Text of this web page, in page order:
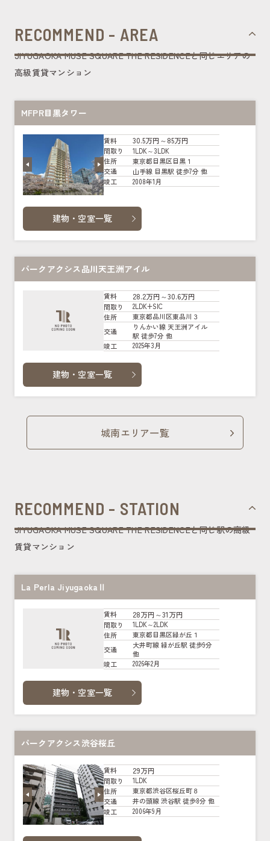
RECOMMEND - AREA
JIYUGAOKA MUSE SQUARE THE RESIDENCEと同じエリアの
高級賃貸マンション
MFPR目黒タワー
賃料 30.5万円～85万円
間取り
1LDK～3LDK
住所
東京都目黒区目黒１
交通
山手線 目黒駅 徒歩7分 他
竣工
2008年1月
建物・空室一覧
パークアクシス品川天王洲アイル
賃料 28.2万円～30.6万円
間取り
2LDK+SIC
住所
東京都品川区東品川３
交通
りんかい線 天王洲アイル
駅 徒歩7分 他
竣工
2025年3月
建物・空室一覧
城南エリア一覧
RECOMMEND - STATION
JIYUGAOKA MUSE SQUARE THE RESIDENCEと同じ駅の高級
賃貸マンション
La Perla JiyugaokaⅡ
賃料 28万円～31万円
間取り
1LDK～2LDK
住所
東京都目黒区緑が丘１
交通
大井町線 緑が丘駅 徒歩9分
他
竣工
2026年2月
建物・空室一覧
パークアクシス渋谷桜丘
賃料 29万円
間取り
1LDK
住所
東京都渋谷区桜丘町８
交通
井の頭線 渋谷駅 徒歩8分 他
竣工
2006年9月